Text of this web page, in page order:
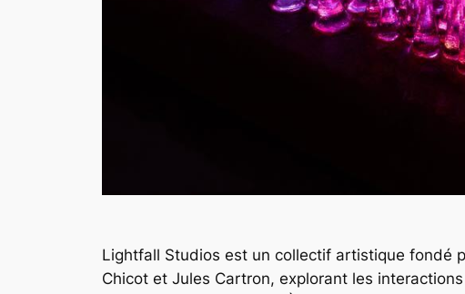
Lightfall Studios est un collectif artistique fondé
Chicot et Jules Cartron, explorant les